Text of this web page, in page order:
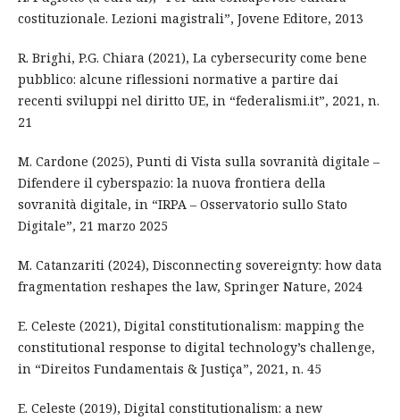
costituzionale. Lezioni magistrali”, Jovene Editore, 2013
R. Brighi, P.G. Chiara (2021), La cybersecurity come bene
pubblico: alcune riflessioni normative a partire dai
recenti sviluppi nel diritto UE, in “federalismi.it”, 2021, n.
21
M. Cardone (2025), Punti di Vista sulla sovranità digitale –
Difendere il cyberspazio: la nuova frontiera della
sovranità digitale, in “IRPA – Osservatorio sullo Stato
Digitale”, 21 marzo 2025
M. Catanzariti (2024), Disconnecting sovereignty: how data
fragmentation reshapes the law, Springer Nature, 2024
E. Celeste (2021), Digital constitutionalism: mapping the
constitutional response to digital technology’s challenge,
in “Direitos Fundamentais & Justiça”, 2021, n. 45
E. Celeste (2019), Digital constitutionalism: a new